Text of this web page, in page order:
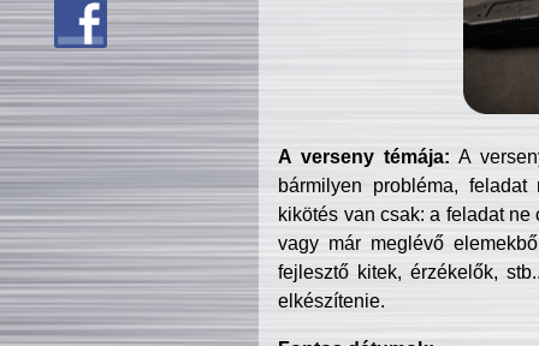
A verseny témája: A
bármilyen probléma, feladat
kikötés van csak: a feladat
vagy már meglévő
fejlesztő kitek, érzékelők,
elkészítenie.